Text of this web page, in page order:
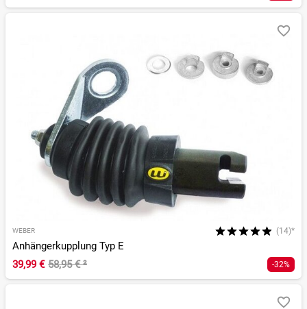
WEBER (14)*
Anhängerkupplung Typ E
39,99 € 58,95 €² -32%